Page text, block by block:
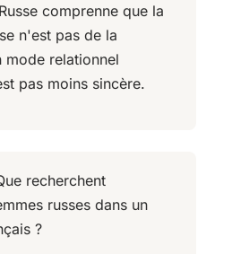
comprenne que la
n'est pas de la
relationnel
pas moins sincère.
recherchent
russes dans un
?